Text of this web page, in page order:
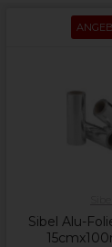
Sibel Alu-